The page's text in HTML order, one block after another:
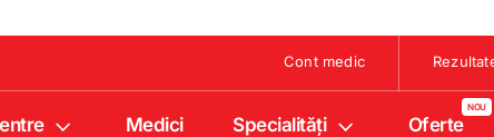
Cont medic
Medici Specialități Oferte